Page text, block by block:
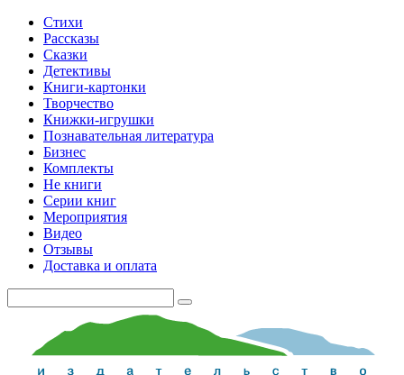
Стихи
Рассказы
Сказки
Детективы
Книги-картонки
Творчество
Книжки-игрушки
Познавательная литература
Бизнес
Комплекты
Не книги
Серии книг
Мероприятия
Видео
Отзывы
Доставка и оплата